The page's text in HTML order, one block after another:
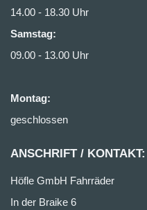
14.00 - 18.30 Uhr
Samstag:
09.00 - 13.00 Uhr
Montag:
geschlossen
ANSCHRIFT / KONTAKT:
Höfle GmbH Fahrräder
In der Braike 6